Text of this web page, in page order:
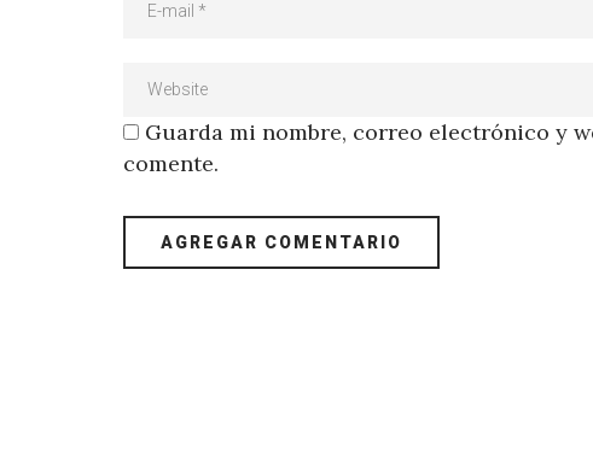
Guarda mi nombre, correo electrónico y
comente.